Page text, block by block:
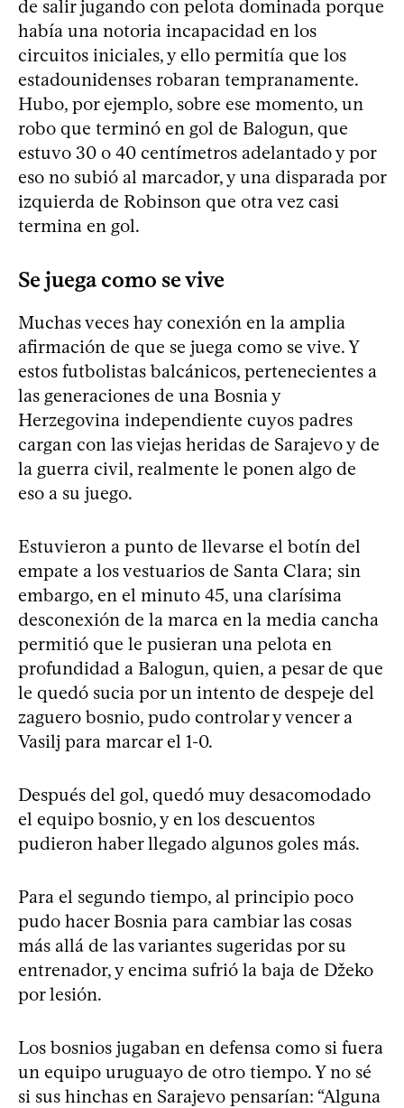
de salir jugando con pelota dominada porque
había una notoria incapacidad en los
circuitos iniciales, y ello permitía que los
estadounidenses robaran tempranamente.
Hubo, por ejemplo, sobre ese momento, un
robo que terminó en gol de Balogun, que
estuvo 30 o 40 centímetros adelantado y por
eso no subió al marcador, y una disparada por
izquierda de Robinson que otra vez casi
termina en gol.
Se juega como se vive
Muchas veces hay conexión en la amplia
afirmación de que se juega como se vive. Y
estos futbolistas balcánicos, pertenecientes a
las generaciones de una Bosnia y
Herzegovina independiente cuyos padres
cargan con las viejas heridas de Sarajevo y de
la guerra civil, realmente le ponen algo de
eso a su juego.
Estuvieron a punto de llevarse el botín del
empate a los vestuarios de Santa Clara; sin
embargo, en el minuto 45, una clarísima
desconexión de la marca en la media cancha
permitió que le pusieran una pelota en
profundidad a Balogun, quien, a pesar de que
le quedó sucia por un intento de despeje del
zaguero bosnio, pudo controlar y vencer a
Vasilj para marcar el 1-0.
Después del gol, quedó muy desacomodado
el equipo bosnio, y en los descuentos
pudieron haber llegado algunos goles más.
Para el segundo tiempo, al principio poco
pudo hacer Bosnia para cambiar las cosas
más allá de las variantes sugeridas por su
entrenador, y encima sufrió la baja de Džeko
por lesión.
Los bosnios jugaban en defensa como si fuera
un equipo uruguayo de otro tiempo. Y no sé
si sus hinchas en Sarajevo pensarían: “Alguna